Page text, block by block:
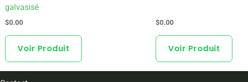
galvasisé
$0.00
Voir Produit
$0.00
Voir Produit